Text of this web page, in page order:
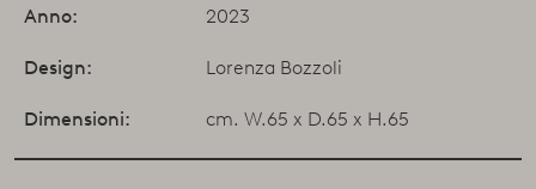
Anno: 2023
Design: Lorenza Bozzoli
Dimensioni: cm. W.65 x D.65 x H.65